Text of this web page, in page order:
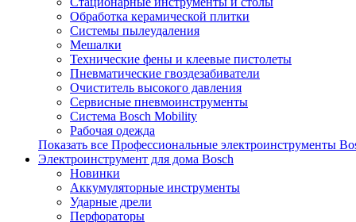
Обработка керамической плитки
Системы пылеудаления
Мешалки
Технические фены и клеевые пистолеты
Пневматические гвоздезабиватели
Очиститель высокого давления
Сервисные пневмоинструменты
Система Bosch Mobility
Рабочая одежда
Показать все Профессиональные электроинструменты
Электроинструмент для дома Bosch
Новинки
Аккумуляторные инструменты
Ударные дрели
Перфораторы